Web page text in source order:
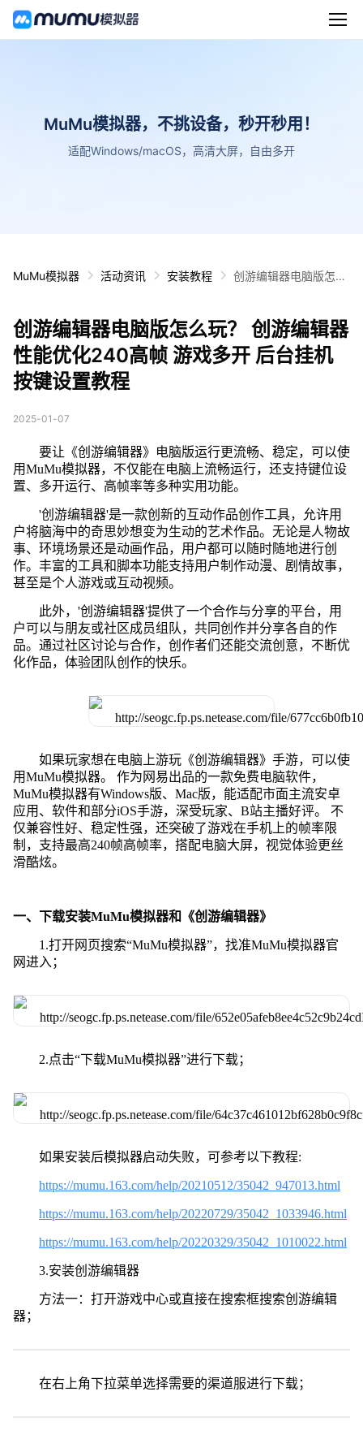
MuMu模拟器，不挑设备，秒开秒用！
适配Windows/macOS，高清大屏，自由多开
MuMu模拟器 活动资讯 安装教程
创游编辑器电脑版怎么
后台挂机 按键设置教程
创游编辑器电脑版怎么玩？ 创游编辑器
性能优化240高帧 游戏多开 后台挂机
按键设置教程
2025-01-07
要让《创游编辑器》电脑版运行更流畅、稳定，可以使
用MuMu模拟器，不仅能在电脑上流畅运行，还支持键位设
置、多开运行、高帧率等多种实用功能。
'创游编辑器'是一款创新的互动作品创作工具，允许用
户将脑海中的奇思妙想变为生动的艺术作品。无论是人物故
事、环境场景还是动画作品，用户都可以随时随地进行创
作。丰富的工具和脚本功能支持用户制作动漫、剧情故事，
甚至是个人游戏或互动视频。
此外，'创游编辑器'提供了一个合作与分享的平台，用
户可以与朋友或社区成员组队，共同创作并分享各自的作
品。通过社区讨论与合作，创作者们还能交流创意，不断优
化作品，体验团队创作的快乐。
如果玩家想在电脑上游玩《创游编辑器》手游，可以使
用MuMu模拟器。 作为网易出品的一款免费电脑软件，
MuMu模拟器有Windows版、Mac版，能适配市面主流安卓
应用、软件和部分iOS手游，深受玩家、B站主播好评。 不
仅兼容性好、稳定性强，还突破了游戏在手机上的帧率限
制，支持最高240帧高帧率，搭配电脑大屏，视觉体验更丝
滑酷炫。
一、下载安装MuMu模拟器和《创游编辑器》
1.打开网页搜索“MuMu模拟器”，找准MuMu模拟器官
网进入；
2.点击“下载MuMu模拟器”进行下载；
如果安装后模拟器启动失败，可参考以下教程:
https://mumu.163.com/help/20210512/35042_947013.html
https://mumu.163.com/help/20220729/35042_1033946.html
https://mumu.163.com/help/20220329/35042_1010022.html
3.安装创游编辑器
方法一：打开游戏中心或直接在搜索框搜索创游编辑
器；
在右上角下拉菜单选择需要的渠道服进行下载；